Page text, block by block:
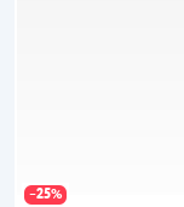
−25%